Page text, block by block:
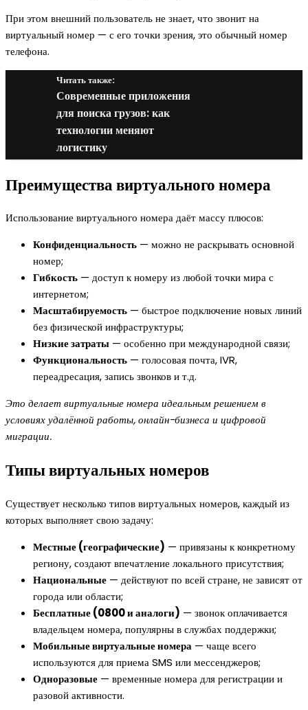
При этом внешний пользователь не знает, что звонит на
виртуальный номер — с его точки зрения, это обычный номер
телефона.
Читать также:
Современные приложения
для поиска грузов: как
технологии меняют
логистику
Преимущества виртуального номера
Использование виртуального номера даёт массу плюсов:
Конфиденциальность — можно не раскрывать основной
номер;
Гибкость — доступ к номеру из любой точки мира с
интернетом;
Масштабируемость — быстрое подключение новых линий
без физической инфраструктуры;
Низкие затраты — особенно при международной связи;
Функциональность — голосовая почта, IVR,
переадресация, запись звонков и т.д.
Это делает виртуальные номера идеальным решением в
условиях удалённой работы, онлайн-бизнеса и цифровой
миграции.
Типы виртуальных номеров
Существует несколько типов виртуальных номеров, каждый из
которых выполняет свою задачу:
Местные (географические) — привязаны к конкретному
региону, создают впечатление локального присутствия;
Национальные — действуют по всей стране, не зависят от
города или области;
Бесплатные (0800 и аналоги) — звонок оплачивается
владельцем номера, популярны в службах поддержки;
Мобильные виртуальные номера — чаще всего
используются для приема SMS или мессенджеров;
Одноразовые — временные номера для регистрации и
разовой активности.